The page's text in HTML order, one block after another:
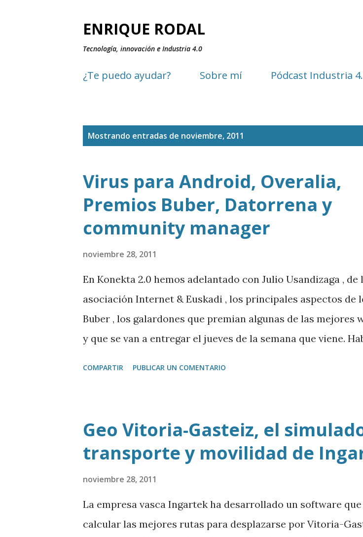
ENRIQUE RODAL
Tecnología, innovación e Industria 4.0
¿Te puedo ayudar? Sobre mí Pódcast Industria
Mostrando entradas de noviembre, 2011
Virus para Android, Overalia,
Premios Buber, Datorrena y
community manager
noviembre 28, 2011
En Konekta 2.0 hemos adelantado con Julio Usandizaga , de
asociación Internet & Euskadi , los principales aspectos de
Buber , los galardones que premian algunas de las mejores
y que se van a entregar el jueves de la semana que viene.
debatimos sobre la profesión tan de moda de community
Descubrimos en qué consiste su trabajo y qué formación
para poder llevarlo a cabo. Descargar mp3
COMPARTIR PUBLICAR UN COMENTARIO
Geo Vitoria-Gasteiz, el
transporte y movilidad de
noviembre 28, 2011
La empresa vasca Ingartek ha desarrollado un software
calcular las mejores rutas para desplazarse por Vitoria-